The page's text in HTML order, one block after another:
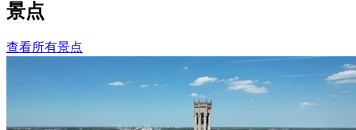
景点
查看所有景点